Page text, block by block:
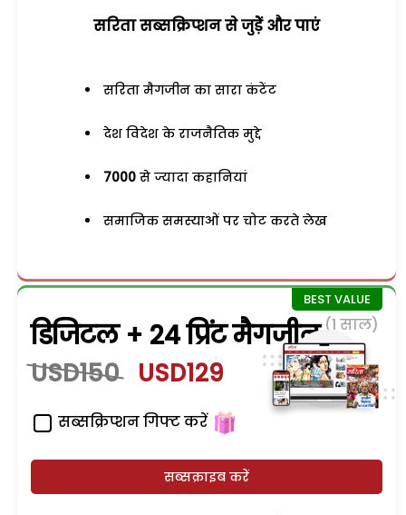
सरिता सब्सक्रिप्शन से जुड़ेें और पाएं
सरिता मैगजीन का सारा कंटेंट
देश विदेश के राजनैतिक मुद्दे
7000 से ज्यादा कहानियां
समाजिक समस्याओं पर चोट करते लेख
डिजिटल + 24 प्रिंट मैगजीन (1 साल)
USD150 USD129
सब्सक्रिप्शन गिफ्ट करें
सब्सक्राइब करें